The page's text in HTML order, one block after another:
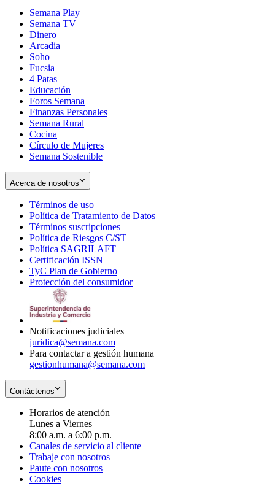
Semana Play
Semana TV
Dinero
Arcadia
Soho
in
new
window
Fucsia
in
new
window
4 Patas
Educación
Foros Semana
Finanzas Personales
Semana Rural
Cocina
Círculo de Mujeres
Semana Sostenible
Acerca de nosotros
Términos de uso
in
new
window
Política de Tratamiento de Datos
Términos suscripciones
in
Política de Riesgos C/ST
Política SAGRILAFT
new
window
Certificación ISSN
in
new
TyC Plan de Gobierno
in
Protección del consumidorOpens
Notificaciones judiciales
juridica@semana.com
Para contactar a gestión humana
gestionhumana@semana.com
Contáctenos
Horarios de atención
Lunes a Viernes
8:00 a.m. a 6:00 p.m.
Canales de servicio al cliente
Trabaje con nosotros
Paute con nosotros
Cookies